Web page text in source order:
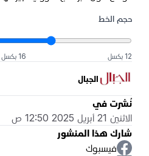
حجم الخط
12 بكسل 16 بكسل
الجبال
نُشرت في
الاثنين 21 أبريل 2025 12:50 ص
شارك هذا المنشور
فيسبوك